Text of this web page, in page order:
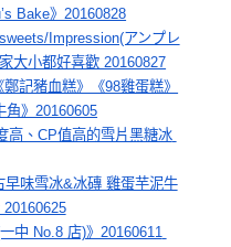
Bake》20160828
Impression(アンプレ
大小都好喜歡 20160827
記豬血糕》《98雞蛋糕》
角》20160605
高、CP值高的雪片黑糖冰
味雪冰&冰磚 雞蛋芋泥牛
中 No.8 店)》20160611